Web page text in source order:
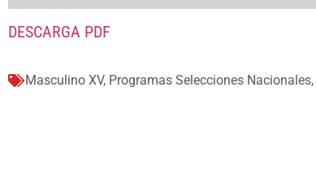
DESCARGA PDF
Masculino XV, Programas Selecciones Nacionales,